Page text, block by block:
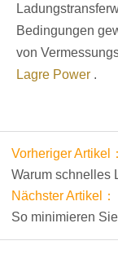
Bedingungen
von
Lagre Power .
Vorheriger Artikel：
Warum schnelles
Lithiumbatterien
Nächster Artikel：
So minimieren
Lithiumbatterien